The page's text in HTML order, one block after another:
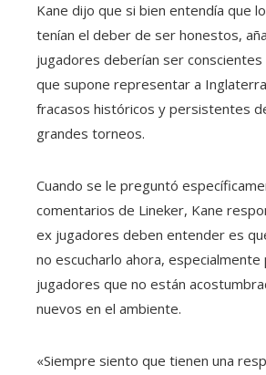
Kane dijo que si bien entendía que
tenían el deber de ser honestos,
jugadores deberían ser
que supone representar a
fracasos históricos y persistentes
grandes torneos.
Cuando se le preguntó
comentarios de Lineker, Kane
ex jugadores deben entender es
no escucharlo ahora, especialmente
jugadores que no están
nuevos en el ambiente.
«Siempre siento que tienen una